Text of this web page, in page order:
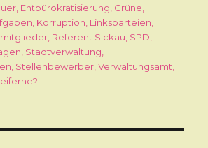
, Entbürokratisierung, Grüne,
, Korruption, Linksparteien,
, Referent Sickau, SPD,
, Stadtverwaltung,
, Stellenbewerber,Verwaltungsamt,